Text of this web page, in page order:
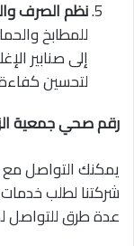
نظم الصرف
للمطابخ
إلى صنابير
لتحسين
رقم صحي جمعية
يمكنك التواصل مع
شركتنا لطلب
عدة طرق للتواصل